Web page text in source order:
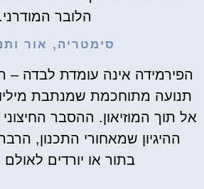
הלובר המודרני.
סימטריה, אור
הפירמידה אינה עומדת לבדה
תנועה מתוחכמת שמנתבת
אל תוך המוזיאון. ההסבר
ההיגיון שמאחורי התכנון,
בתור או יורדים לאולם